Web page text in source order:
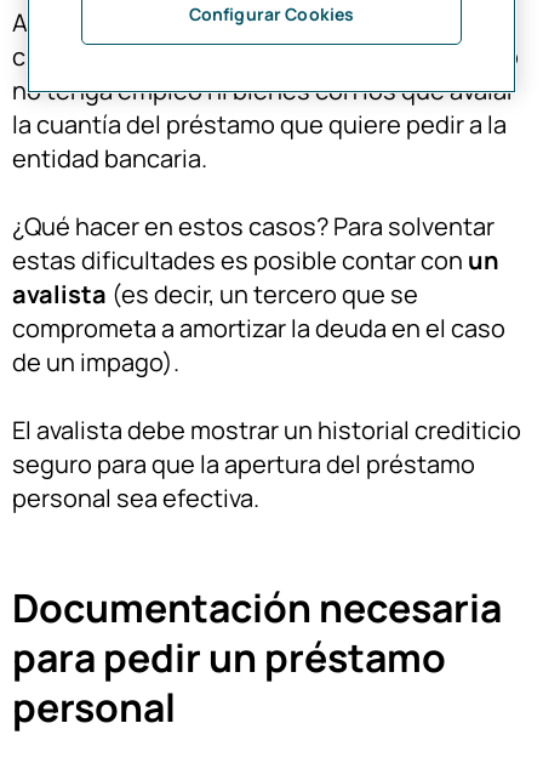
Asimismo, puede pasar al contrario: que un
cliente se encuentre en
pero
no tenga empleo ni bienes con los que avalar
la cuantía del préstamo que quiere pedir a la
entidad bancaria.
¿Qué hacer en estos casos? Para solventar
estas dificultades es posible contar con un
avalista (es decir, un tercero que se
comprometa a amortizar la deuda en el caso
de un impago).
El avalista debe mostrar un historial crediticio
seguro para que la apertura del préstamo
personal sea efectiva.
Documentación necesaria
para pedir un préstamo
personal
Configurar Cookies